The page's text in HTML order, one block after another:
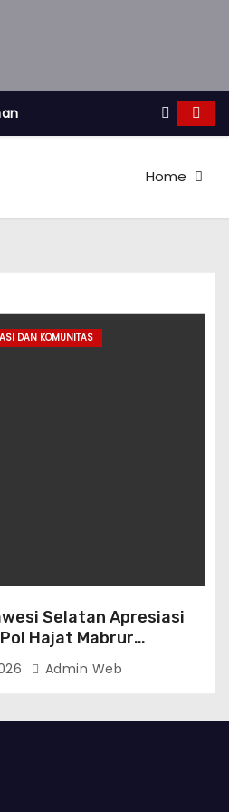
Home
DAN KOMUNITAS
Selatan Apresiasi
Hajat Mabrur
Sambut Dirintelkam
Pol Dulfi Muis
Admin Web